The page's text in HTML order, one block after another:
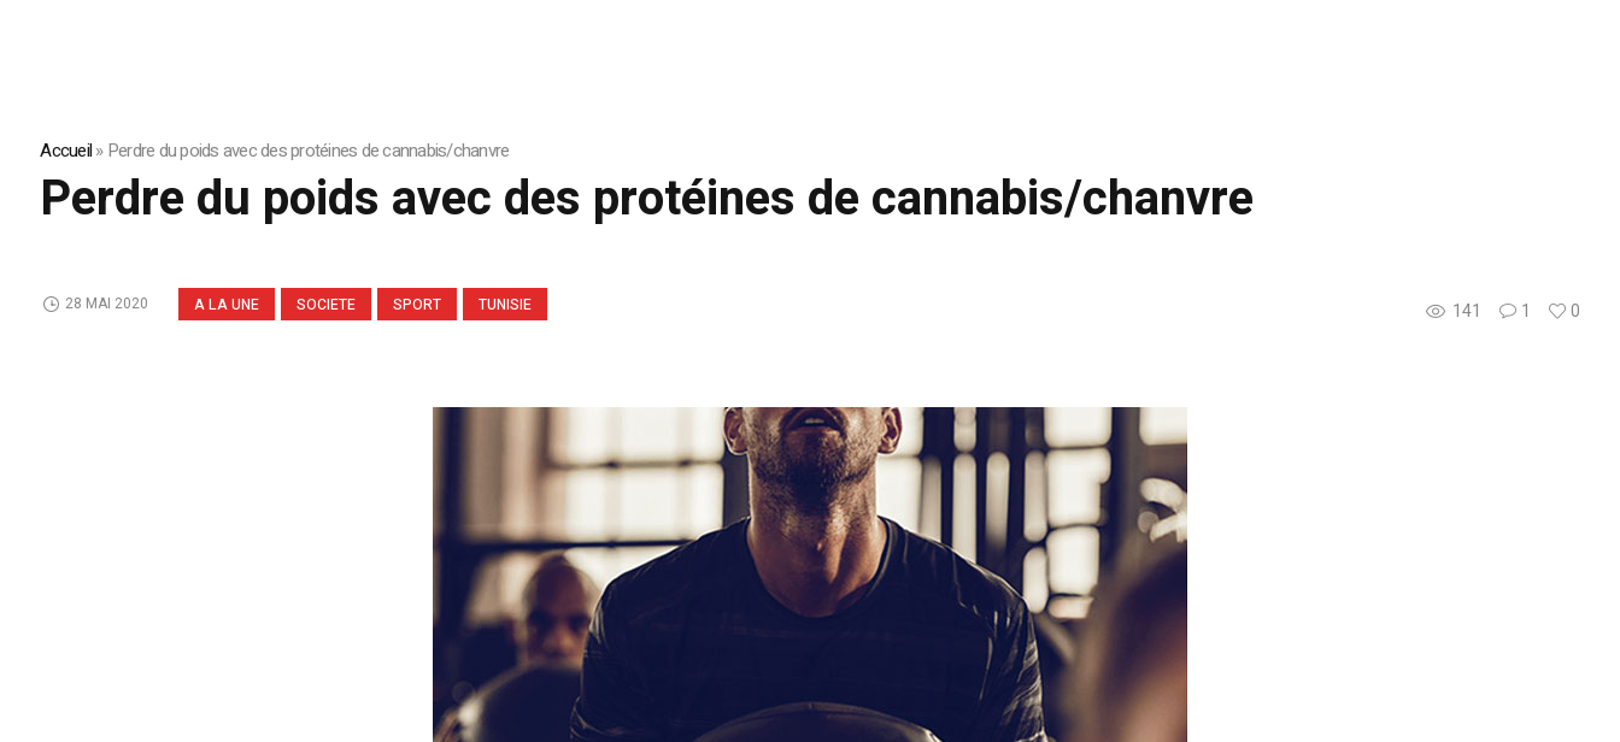
Accueil»Perdre du poids avec des protéines de cannabis/chanvre
Perdre du poids avec des protéines de cannabis/chanvre
A LA UNE SOCIETE SPORT TUNISIE 141 1 0
28 MAI 2020